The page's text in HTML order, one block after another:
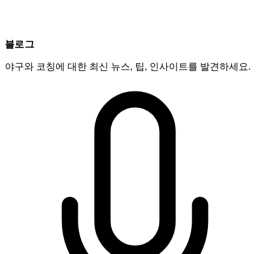
블로그
야구와 코칭에 대한 최신 뉴스, 팁, 인사이트를 발견하세요.